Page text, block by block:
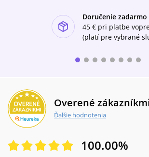
Doručenie zadarmo
45 € pri platbe
(platí pre vybrané
Overené zákazníkmi
Ďalšie hodnotenia
100.00%